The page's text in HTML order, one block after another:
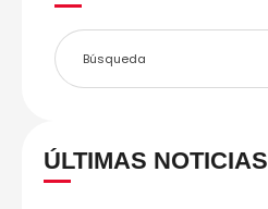
ÚLTIMAS NOTICIAS